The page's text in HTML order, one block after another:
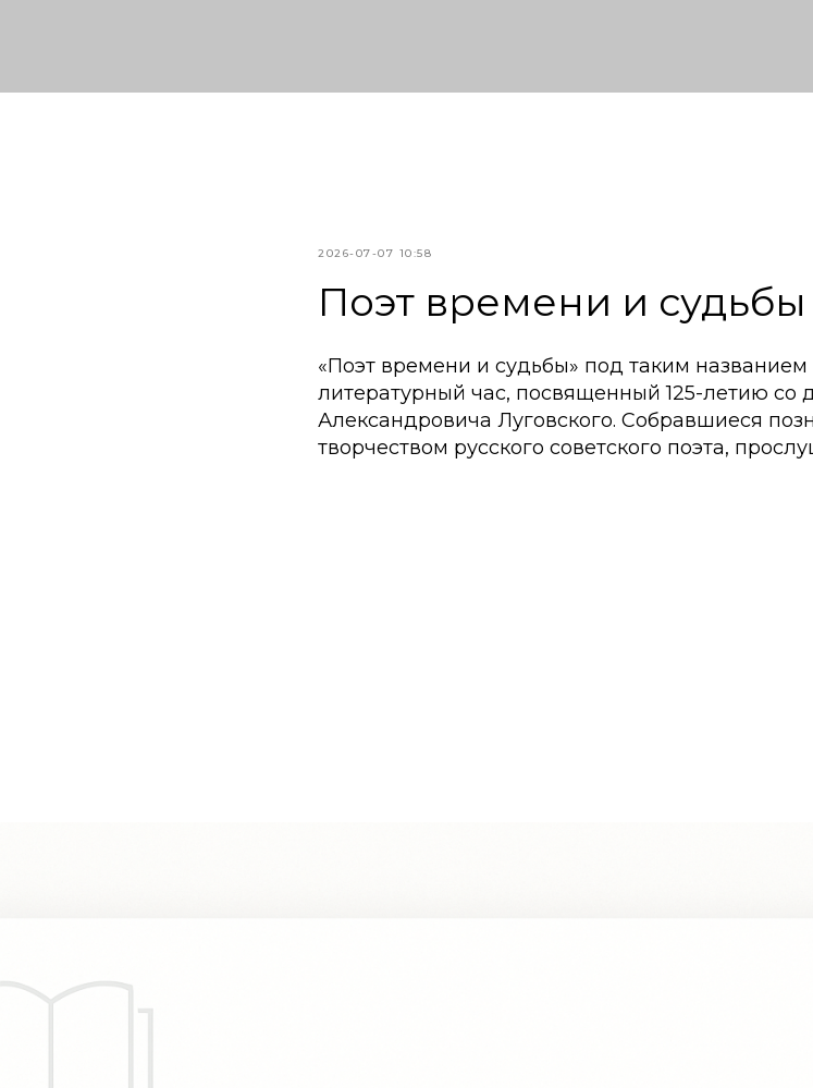
2026-07-07 10:58
Поэт времени и судьбы
«Поэт времени и судьбы» под таким
литературный час, посвященный 125-летию
Александровича Луговского. Собравшиеся
творчеством русского советского поэта,